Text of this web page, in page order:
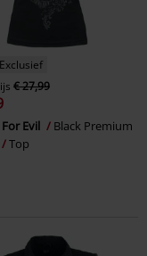
Exclusief
€ 27,99
Evil
Black Premium
Top